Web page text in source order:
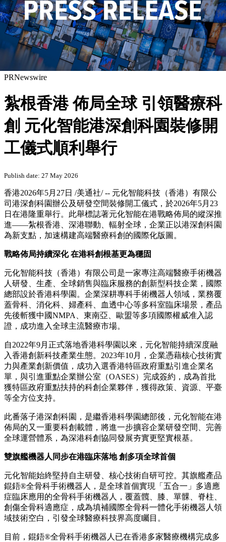
PRNewswire
紮根香港 佈局全球 引領醫療科
創 元化智能港深創科園裝修開
工儀式順利舉行
Publish date: 27 May 2026
香港2026年5月27日 /美通社/ -- 元化智能科技（香港）有限公
司港深創科園辦公及研發空間裝修開工儀式，於2026年5月23
日在港隆重舉行。此舉標誌著元化智能在港戰略佈局的縱深推
進——紮根香港、深港聯動、輻射全球，企業正以港深創科園
為新支點，加速構建高端醫療科創的國際化版圖。
戰略佈局持續深化 在港科創根基更為穩固
元化智能科技（香港）有限公司是一家專注高端醫療手術機器
人研發、生產、全球銷售與臨床服務的創新型科技企業，國際
總部設於香港科學園。企業深耕專科手術機器人領域，業務覆
蓋骨科、消化科、婦產科、血透中心等多科室臨床場景，產品
先後斬獲中國NMPA、東南亞、歐盟等多項國際權威准入認
證，成功進入全球主流醫療市場。
自2022年9月正式落地香港科學園以來，元化智能持續深度融
入香港創新科技產業生態。2023年10月，企業憑藉核心技術實
力與產業創新價值，成功入選香港特區政府重點引進企業名
單，與引進重點企業辦公室（OASES）完成簽約，成為首批
獲特區政府重點扶持的科創企業夥伴，獲得政策、資源、平臺
等全方位支持。
此番落子港深創科園，是繼香港科學園總部後，元化智能在港
佈局的又一重要科創載體，將進一步擴容企業研發空間、完善
全球運營體系，為深港科創協同發展夯實更堅實根基。
雙旗艦機器人同步在港臨床落地 創多項全球首個
元化智能始終堅持自主研發、核心技術自研可控。其旗艦產品
錕鋙®全骨科手術機器人，是全球首個實現「五合一」多適應
症臨床應用的全骨科手術機器人，覆蓋髖、膝、單髁、脊柱、
創傷全骨科適應症，成為填補國際全骨科一體化手術機器人領
域技術空白，引發全球醫療科技界高度矚目。
目前，錕鋙®全骨科手術機器人已在香港多家醫療機構完成多